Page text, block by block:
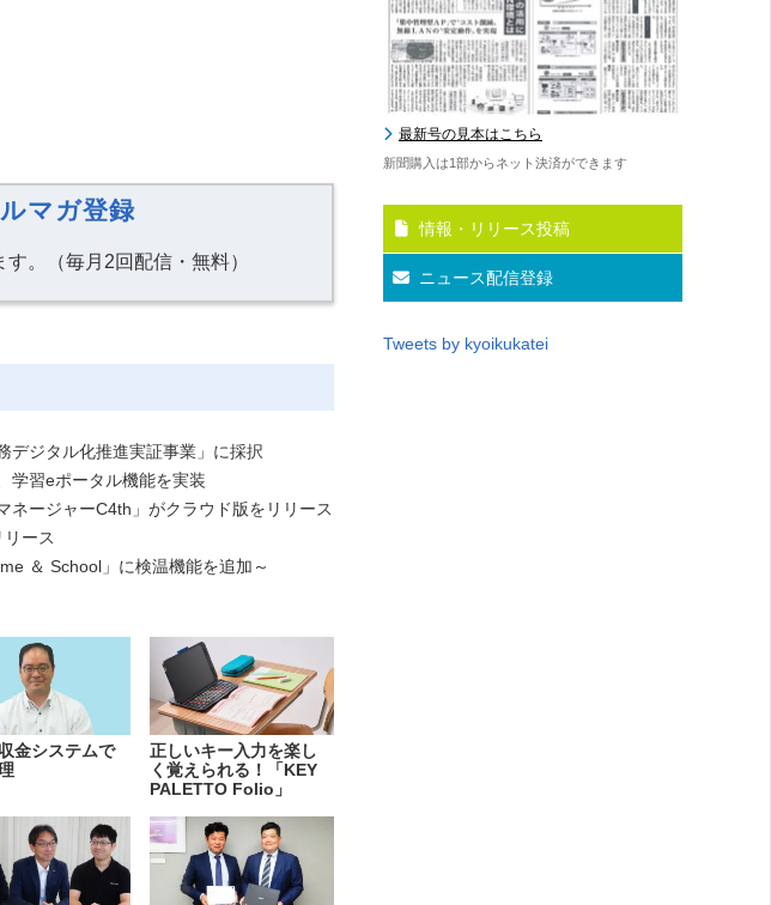
マガ登録
。（毎月2回配信・無料）
デジタル化推進実証事業」に採択
学習eポータル機能を実装
ネージャーC4th」がクラウド版をリリース
リース
＆ School」に検温機能を追加～
金システムで
正しいキー入力を楽し
く覚えられる！「KEY
PALETTO Folio」
最新号の見本はこちら
新聞購入は1部からネット決済ができます
情報・リリース投稿
ニュース配信登録
Tweets by kyoikukatei